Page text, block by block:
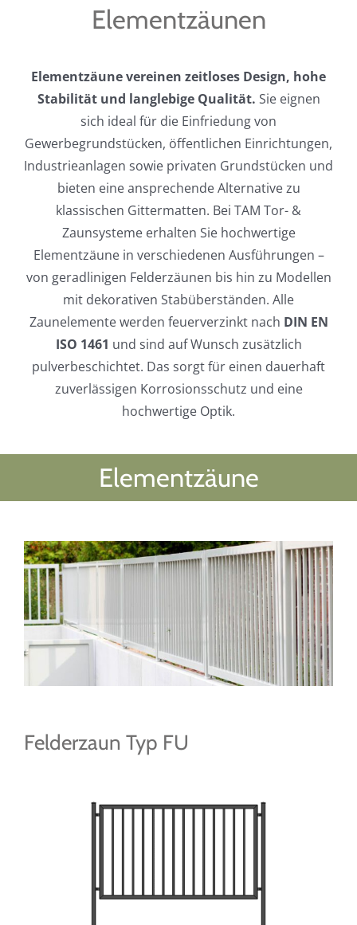
Elementzäunen
Elementzäune vereinen zeitloses Design, hohe
Stabilität und langlebige Qualität. Sie eignen
sich ideal für die Einfriedung von
Gewerbegrundstücken, öffentlichen Einrichtungen,
Industrieanlagen sowie privaten Grundstücken und
bieten eine ansprechende Alternative zu
klassischen Gittermatten. Bei TAM Tor- &
Zaunsysteme erhalten Sie hochwertige
Elementzäune in verschiedenen Ausführungen –
von geradlinigen Felderzäunen bis hin zu Modellen
mit dekorativen Stabüberständen. Alle
Zaunelemente werden feuerverzinkt nach DIN EN
ISO 1461 und sind auf Wunsch zusätzlich
pulverbeschichtet. Das sorgt für einen dauerhaft
zuverlässigen Korrosionsschutz und eine
hochwertige Optik.
Elementzäune
Felderzaun Typ FU